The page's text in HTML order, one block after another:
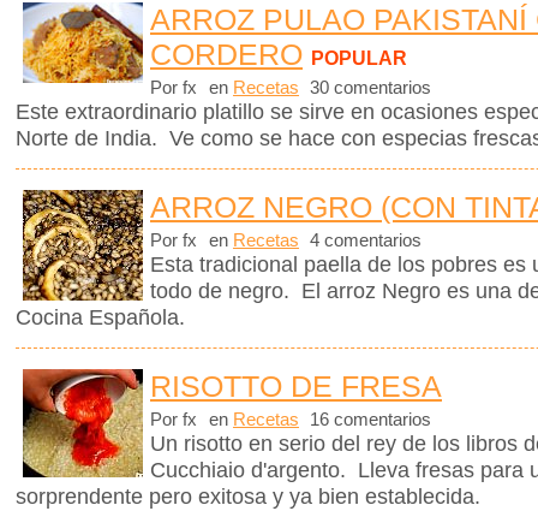
ARROZ PULAO PAKISTANÍ
CORDERO POPULAR
Por fx en Recetas 30 comentarios
Este extraordinario platillo se sirve en ocasiones
Norte de India. Ve como se hace con especias
ARROZ NEGRO (CON
Por fx en Recetas 4 comentarios
Esta tradicional paella de los pobres es
todo de negro. El arroz Negro es una
Cocina Española.
RISOTTO DE FRESA
Por fx en Recetas 16 comentarios
Un risotto en serio del rey de los libros
Cucchiaio d'argento. Lleva fresas para
sorprendente pero exitosa y ya bien establecida.